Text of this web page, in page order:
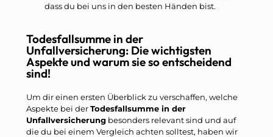
dass du bei uns in den besten Händen bist.
Todesfallsumme in der
Unfallversicherung: Die wichtigsten
Aspekte und warum sie so entscheidend
sind!
Um dir einen ersten Überblick zu verschaffen, welche
Aspekte bei derTodesfallsumme in der
Unfallversicherung besonders relevant sind und auf
die du bei einem Vergleich achten solltest, haben wir